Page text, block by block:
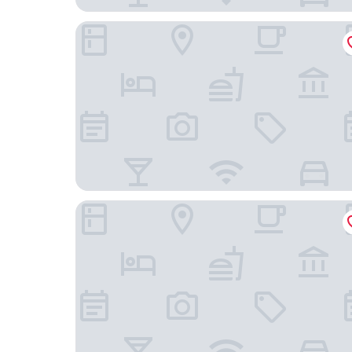
Fågelbro Säteri
Smådalarö Gård